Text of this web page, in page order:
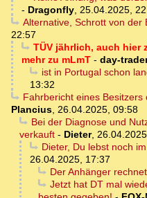
- Dragonfly, 25.04.2025,
Alternative, Schrott von der
22:57
TÜV jährlich, auch hier
mehr zu mLmT - day-
ist in Portugal schon
13:32
Fahrbericht eines
Plancius, 26.04.2025, 09:58
Bei der Diagnose und
verkauft - Dieter,
Dieter, Du lebst noch
26.04.2025, 17:37
Der Anhänger
Jetzt hat DT mal